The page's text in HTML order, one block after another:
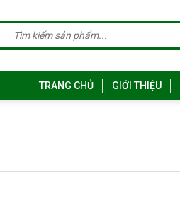
TRANG CHỦ GIỚI THIỆU